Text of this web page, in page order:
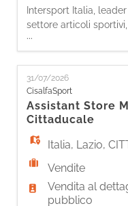
Intersport Italia,
settore articoli
di Impiegato/a
inserimento in Stage.
Supporto alla
registrazione fatture
Controllo delle fatture
Supporto alla
...
31/07/2026
CisalfaSport
Assistant Store
Cittaducale
Italia, Lazio,
Vendite
Vendita al
pubblico